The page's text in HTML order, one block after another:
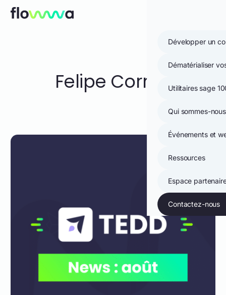
Développer un
Dématérialiser
Utilitaires sage
Qui sommes-
Événements et
Ressources
Espace
Contactez-nous
Felipe Correa
Prénom*
Nom*
Société*
E-mail*